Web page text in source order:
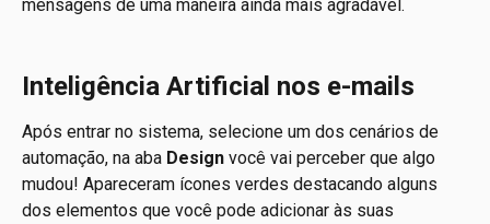
mensagens de uma maneira ainda mais agradável.
Inteligência Artificial nos e-mails
Após entrar no sistema, selecione um dos cenários de
automação, na aba Design você vai perceber que algo
mudou! Apareceram ícones verdes destacando alguns
dos elementos que você pode adicionar às suas